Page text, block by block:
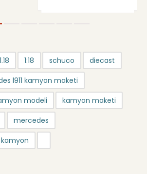
1.18 1:18 schuco diecast
l911 kamyon maketi
modeli kamyon maketi
mercedes